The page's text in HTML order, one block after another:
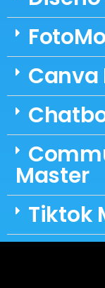
Canva
Master
Tiktok